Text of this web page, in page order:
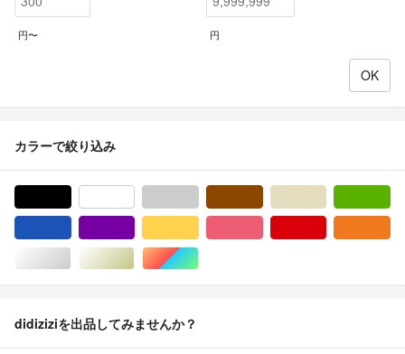
円〜 円
カラーで絞り込み
シルバー/銀色系ゴールド/金色系マルチカラー
didiziziを出品してみませんか？